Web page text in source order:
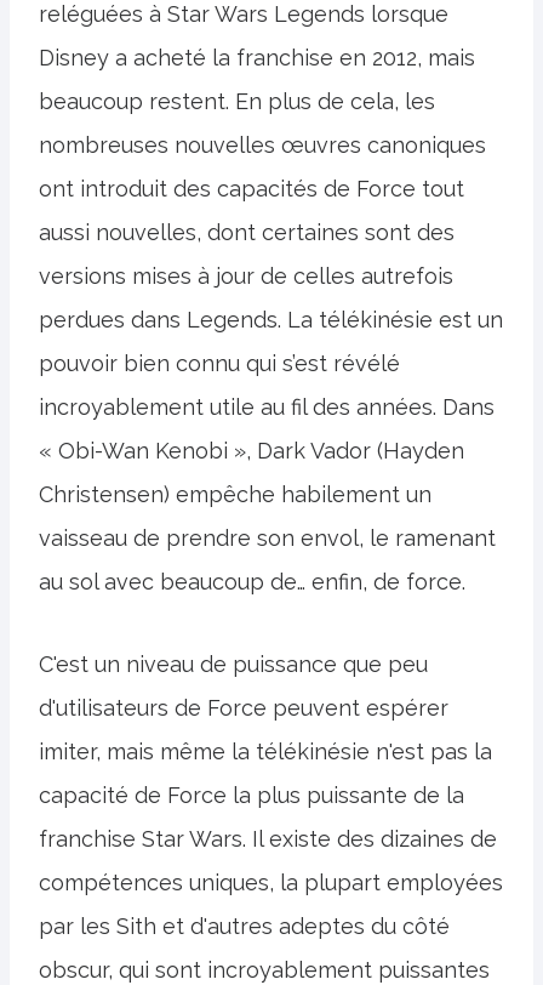
reléguées à Star Wars Legends lorsque
Disney a acheté la franchise en 2012, mais
beaucoup restent. En plus de cela, les
nombreuses nouvelles œuvres canoniques
ont introduit des capacités de Force tout
aussi nouvelles, dont certaines sont des
versions mises à jour de celles autrefois
perdues dans Legends. La télékinésie est un
pouvoir bien connu qui s’est révélé
incroyablement utile au fil des années. Dans
« Obi-Wan Kenobi », Dark Vador (Hayden
Christensen) empêche habilement un
vaisseau de prendre son envol, le ramenant
au sol avec beaucoup de… enfin, de force.
C'est un niveau de puissance que peu
d'utilisateurs de Force peuvent espérer
imiter, mais même la télékinésie n'est pas la
capacité de Force la plus puissante de la
franchise Star Wars. Il existe des dizaines de
compétences uniques, la plupart employées
par les Sith et d'autres adeptes du côté
obscur, qui sont incroyablement puissantes